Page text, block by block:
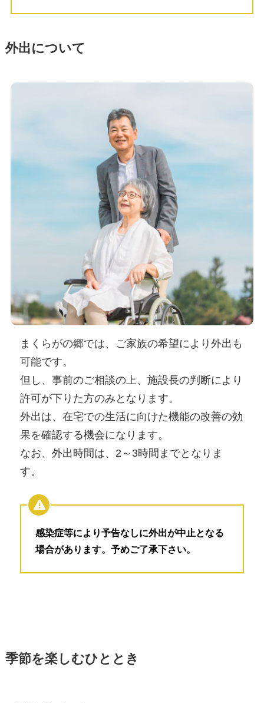
外出について
まくらがの郷では、ご家族の希望により外出も
可能です。
但し、事前のご相談の上、施設長の判断により
許可が下りた方のみとなります。
外出は、在宅での生活に向けた機能の改善の効
果を確認する機会になります。
なお、外出時間は、2～3時間までとなりま
す。
感染症等により予告なしに外出が中止となる
場合があります。予めご了承下さい。
季節を楽しむひととき